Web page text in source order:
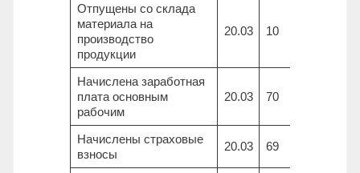
Отпущены со склада
материала на
производство
продукции
20.03 10
Начислена заработная
плата основным
рабочим
20.03 70
Начислены страховые
взносы
20.03 69